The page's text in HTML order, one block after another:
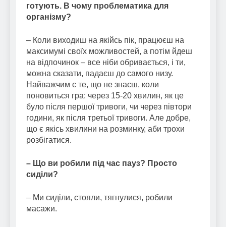
готують. В чому проблематика для
організму?
– Коли виходиш на якійсь пік, працюєш на
максимумі своїх можливостей, а потім йдеш
на відпочинок – все ніби обривається, і ти,
можна сказати, падаєш до самого низу.
Найважчим є те, що не знаєш, коли
поновиться гра: через 15-20 хвилин, як це
було після першої тривоги, чи через півтори
години, як після третьої тривоги. Але добре,
що є якісь хвилини на розминку, аби трохи
розбігатися.
– Що ви робили під час пауз? Просто
сиділи?
– Ми сиділи, стояли, тягнулися, робили
масажи.